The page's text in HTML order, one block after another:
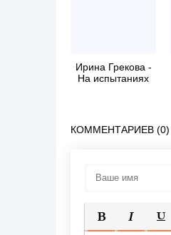
Ирина Грекова -
На испытаниях
КОММЕНТАРИЕВ (0)